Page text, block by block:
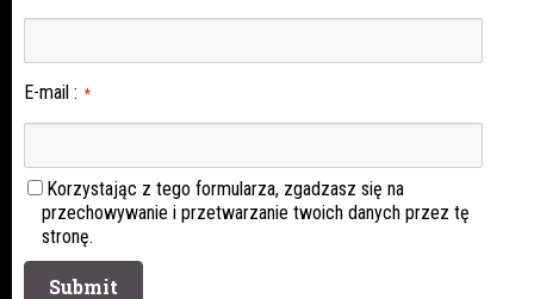
E-mail : *
Korzystając z tego formularza, zgadzasz się na
przechowywanie i przetwarzanie twoich danych przez tę
stronę.